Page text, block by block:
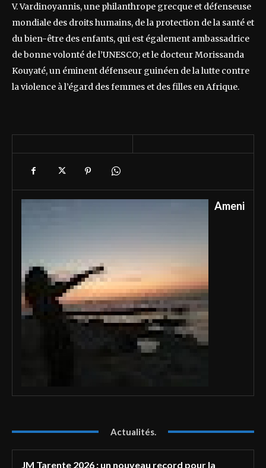
V. Vardinoyannis, une philanthrope grecque et défenseuse
mondiale des droits humains, de la protection de la santé et
du bien-être des enfants, qui est également ambassadrice
de bonne volonté de l’UNESCO; et le docteur Morissanda
Kouyaté, un éminent défenseur guinéen de la lutte contre
la violence à l’égard des femmes et des filles en Afrique.
Ameni
Actualités.
JM Tarente 2026 : un nouveau record pour la